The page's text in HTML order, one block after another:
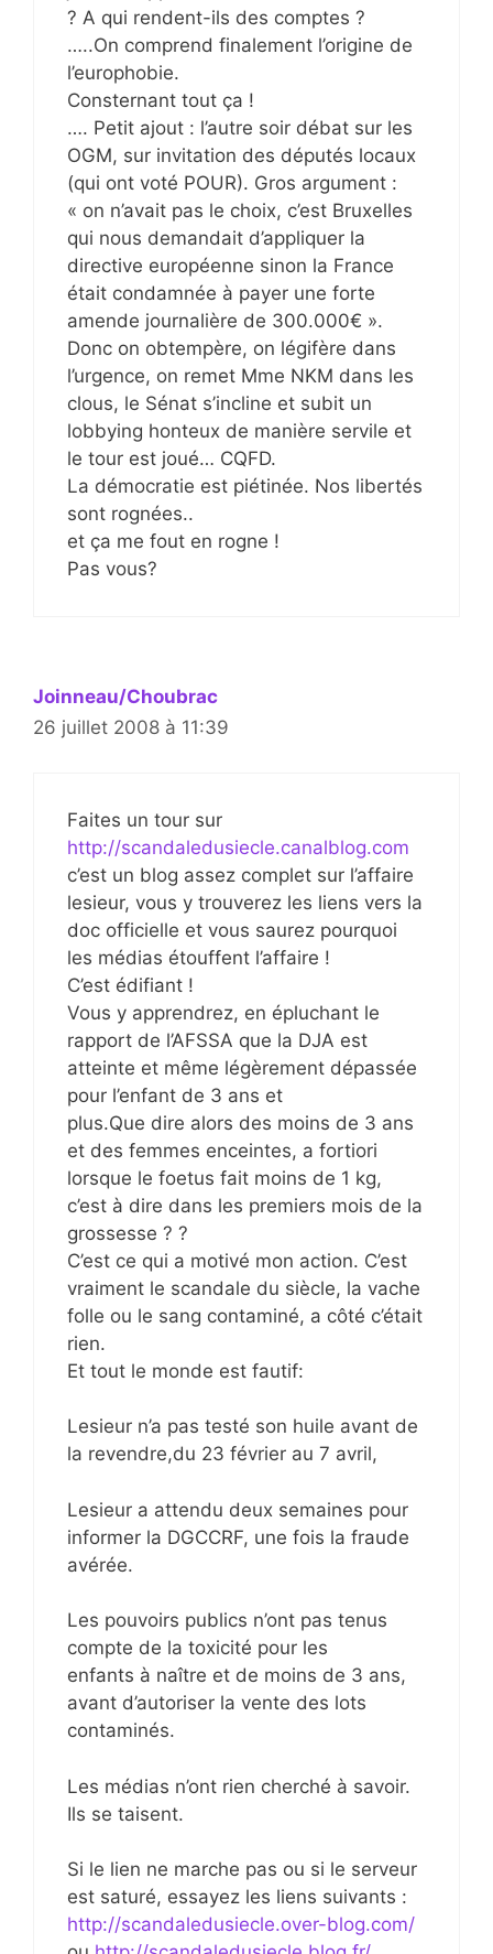
? A qui rendent-ils des comptes ?
…..On comprend finalement l’origine de
l’europhobie.
Consternant tout ça !
…. Petit ajout : l’autre soir débat sur les
OGM, sur invitation des députés locaux
(qui ont voté POUR). Gros argument :
« on n’avait pas le choix, c’est Bruxelles
qui nous demandait d’appliquer la
directive européenne sinon la France
était condamnée à payer une forte
amende journalière de 300.000€ ».
Donc on obtempère, on légifère dans
l’urgence, on remet Mme NKM dans les
clous, le Sénat s’incline et subit un
lobbying honteux de manière servile et
le tour est joué… CQFD.
La démocratie est piétinée. Nos libertés
sont rognées..
et ça me fout en rogne !
Pas vous?
Joinneau/Choubrac
26 juillet 2008 à 11:39
Faites un tour sur
http://scandaledusiecle.canalblog.com
c’est un blog assez complet sur l’affaire
lesieur, vous y trouverez les liens vers la
doc officielle et vous saurez pourquoi
les médias étouffent l’affaire !
C’est édifiant !
Vous y apprendrez, en épluchant le
rapport de l’AFSSA que la DJA est
atteinte et même légèrement dépassée
pour l’enfant de 3 ans et
plus.Que dire alors des moins de 3 ans
et des femmes enceintes, a fortiori
lorsque le foetus fait moins de 1 kg,
c’est à dire dans les premiers mois de la
grossesse ? ?
C’est ce qui a motivé mon action. C’est
vraiment le scandale du siècle, la vache
folle ou le sang contaminé, a côté c’était
rien.
Et tout le monde est fautif:
Lesieur n’a pas testé son huile avant de
la revendre,du 23 février au 7 avril,
Lesieur a attendu deux semaines pour
informer la DGCCRF, une fois la fraude
avérée.
Les pouvoirs publics n’ont pas tenus
compte de la toxicité pour les
enfants à naître et de moins de 3 ans,
avant d’autoriser la vente des lots
contaminés.
Les médias n’ont rien cherché à savoir.
Ils se taisent.
Si le lien ne marche pas ou si le serveur
est saturé, essayez les liens suivants :
http://scandaledusiecle.over-blog.com/